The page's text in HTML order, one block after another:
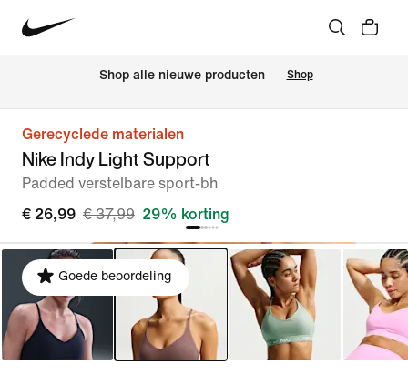
Shop alle nieuwe producten Shop
Gerecyclede materialen
Nike Indy Light Support
Padded verstelbare sport-bh
€ 26,99 € 37,99 29% korting
Goede beoordeling